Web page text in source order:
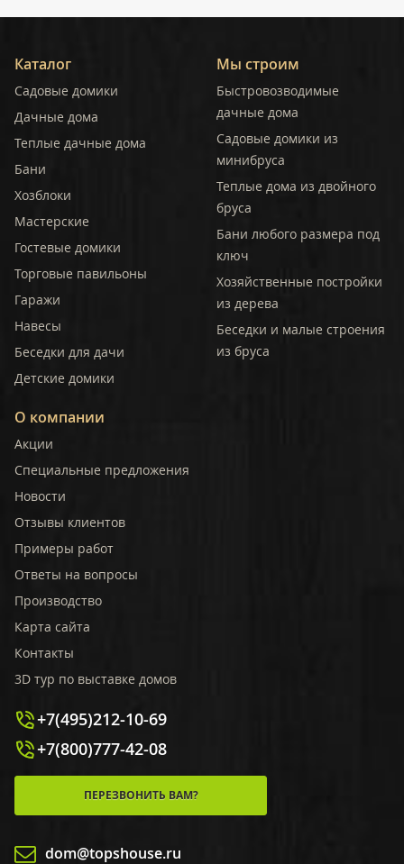
Каталог
Садовые домики
Дачные дома
Теплые дачные дома
Бани
Хозблоки
Мастерские
Гостевые домики
Торговые павильоны
Гаражи
Навесы
Беседки для дачи
Детские домики
Мы строим
Быстровозводимые
дачные дома
Садовые домики из
минибруса
Теплые дома из двойного
бруса
Бани любого размера под
ключ
Хозяйственные постройки
из дерева
Беседки и малые строения
из бруса
О компании
Акции
Специальные предложения
Новости
Отзывы клиентов
Примеры работ
Ответы на вопросы
Производство
Карта сайта
Контакты
3D тур по выставке домов
+7(495)212-10-69
+7(800)777-42-08
ПЕРЕЗВОНИТЬ ВАМ?
dom@topshouse.ru